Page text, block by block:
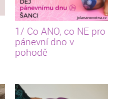
1/ Co ANO, co NE pro
pánevní dno v
pohodě